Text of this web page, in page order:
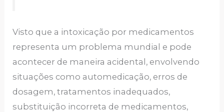
Visto que a intoxicação por medicamentos
representa um problema mundial e pode
acontecer de maneira acidental, envolvendo
situações como automedicação, erros de
dosagem, tratamentos inadequados,
substituição incorreta de medicamentos,